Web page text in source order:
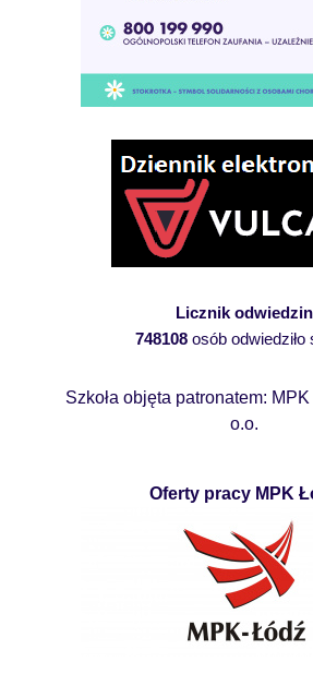
Licznik odwiedzin
748108osób odwiedziło
Szkoła objęta patronatem:
o.o.
Oferty pracy MPK